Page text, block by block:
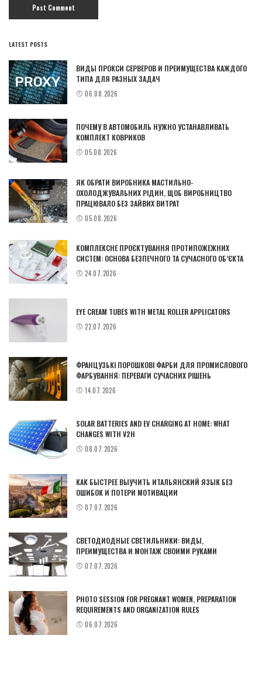
LATEST POSTS
ВИДЫ ПРОКСИ СЕРВЕРОВ И ПРЕИМУЩЕСТВА КАЖДОГО
ТИПА ДЛЯ РАЗНЫХ ЗАДАЧ
06.08.2026
ПОЧЕМУ В АВТОМОБИЛЬ НУЖНО УСТАНАВЛИВАТЬ
КОМПЛЕКТ КОВРИКОВ
05.08.2026
ЯК ОБРАТИ ВИРОБНИКА МАСТИЛЬНО-
ОХОЛОДЖУВАЛЬНИХ РІДИН, ЩОБ ВИРОБНИЦТВО
ПРАЦЮВАЛО БЕЗ ЗАЙВИХ ВИТРАТ
05.08.2026
КОМПЛЕКСНЕ ПРОЄКТУВАННЯ ПРОТИПОЖЕЖНИХ
СИСТЕМ: ОСНОВА БЕЗПЕЧНОГО ТА СУЧАСНОГО ОБ’ЄКТА
24.07.2026
EYE CREAM TUBES WITH METAL ROLLER APPLICATORS
22.07.2026
ФРАНЦУЗЬКІ ПОРОШКОВІ ФАРБИ ДЛЯ ПРОМИСЛОВОГО
ФАРБУВАННЯ: ПЕРЕВАГИ СУЧАСНИХ РІШЕНЬ
14.07.2026
SOLAR BATTERIES AND EV CHARGING AT HOME: WHAT
CHANGES WITH V2H
08.07.2026
КАК БЫСТРЕЕ ВЫУЧИТЬ ИТАЛЬЯНСКИЙ ЯЗЫК БЕЗ
ОШИБОК И ПОТЕРИ МОТИВАЦИИ
07.07.2026
СВЕТОДИОДНЫЕ СВЕТИЛЬНИКИ: ВИДЫ,
ПРЕИМУЩЕСТВА И МОНТАЖ СВОИМИ РУКАМИ
07.07.2026
PHOTO SESSION FOR PREGNANT WOMEN, PREPARATION
REQUIREMENTS AND ORGANIZATION RULES
06.07.2026